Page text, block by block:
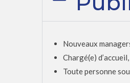
Nouveaux
Chargé(e)
Toute personne